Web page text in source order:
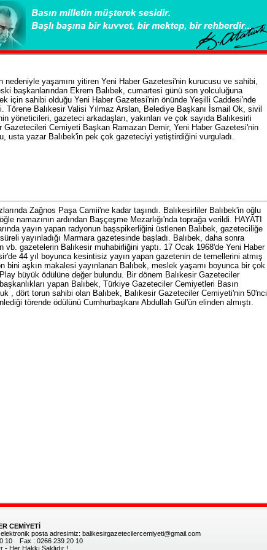
nedeniyle yaşamını yitiren Yeni Haber Gazetesi'nin kurucusu ve sahibi,
başkanlarından Ekrem Balıbek, cumartesi günü son yolculuğuna
için sahibi olduğu Yeni Haber Gazetesi'nin önünde Yeşilli Caddesi'nde
Törene Balıkesir Valisi Yılmaz Arslan, Belediye Başkanı İsmail Ok, sivil
yöneticileri, gazeteci arkadaşları, yakınları ve çok sayıda Balıkesirli
Gazetecileri Cemiyeti Başkan Ramazan Demir, Yeni Haber Gazetesi'nin
usta yazar Balıbek'in pek çok gazeteciyi yetiştirdiğini vurguladı.
Zağnos Paşa Camii'ne kadar taşındı. Balıkesirliler Balıbek'in oğlu
namazının ardından Başçeşme Mezarlığı'nda toprağa verildi. HAYATI
yayın yapan radyonun başspikerliğini üstlenen Balıbek, gazeteciliğe
yayınladığı Marmara gazetesinde başladı. Balıbek, daha sonra
vb. gazetelerin Balıkesir muhabirliğini yaptı. 17 Ocak 1968'de Yeni Haber
44 yıl boyunca kesintisiz yayın yapan gazetenin de temellerini atmış
aşkın makalesi yayınlanan Balıbek, meslek yaşamı boyunca bir çok
büyük ödülüne değer bulundu. Bir dönem Balıkesir Gazeteciler
yapan Balıbek, Türkiye Gazeteciler Cemiyetleri Basın
, dört torun sahibi olan Balıbek, Balıkesir Gazeteciler Cemiyeti'nin 50'nci
törende ödülünü Cumhurbaşkanı Abdullah Gül'ün elinden almıştı.
CEMİYETİ
posta adresimiz: balikesirgazetecilercemiyeti@gmail.com
10 Fax : 0266 239 20 10
Her Hakkı Saklıdır !